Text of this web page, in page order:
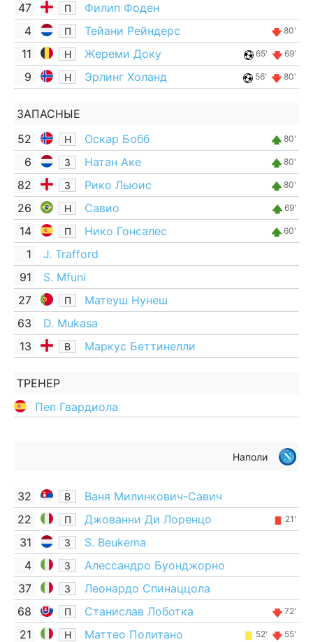
47
П
Филип Фоден
4
П Тейани Рейндерс 80'
11 Н Жереми Доку 65' 69'
9 Н Эрлинг Холанд 56' 80'
ЗАПАСНЫЕ
52
Н Оскар Бобб 80'
6 З Натан Аке 80'
82 З Рико Льюис 80'
26 Н Савио 69'
14 П Нико Гонсалес 60'
1
J. Trafford
91
S. Mfuni
27
П
Матеуш Нунеш
63
D. Mukasa
13
В Маркус Беттинелли
ТРЕНЕР
Пеп Гвардиола
Наполи
32 В
Ваня Милинкович-Савич
22
П Джованни Ди Лоренцо 21'
31 З
S. Beukema
4
З
Алессандро Буонджорно
37
З
Леонардо Спинаццола
68
П Станислав Лоботка 72'
21 Н Маттео Политано 52' 55'